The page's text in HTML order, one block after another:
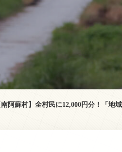
南阿蘇村】全村民に12,000円分！「地